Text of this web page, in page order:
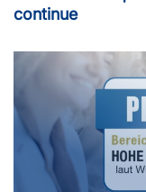
continue